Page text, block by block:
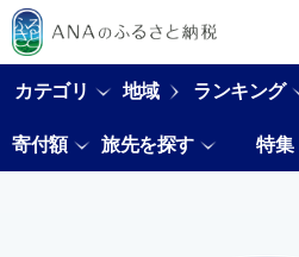
カテゴリ 地域 ランキング
寄付額 旅先を探す 特集